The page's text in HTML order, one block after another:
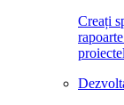
Creați